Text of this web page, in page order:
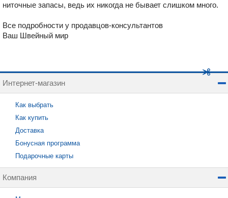
ниточные запасы, ведь их никогда не бывает слишком много.
Все подробности у продавцов-консультантов
Ваш Швейный мир
Интернет-магазин
Как выбрать
Как купить
Доставка
Бонусная программа
Подарочные карты
Компания